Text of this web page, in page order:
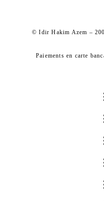
© Idir Hakim Azem –
Paiements en carte